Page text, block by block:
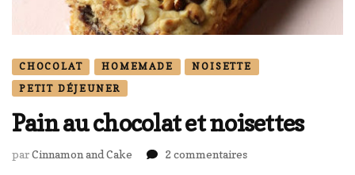
CHOCOLAT HOMEMADE
NOISETTE
PETIT DÉJEUNER
Pain au chocolat et noisettes
parCinnamon and Cake 2 commentairessur